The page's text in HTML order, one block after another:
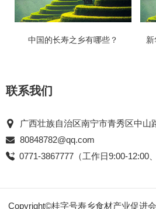
中国的长寿之乡有哪些？ 新
联系我们
广西壮族自治区南宁市青秀区中山
80848782@qq.com
0771-3867777（工作日9:00-12:00
Copyright©桂字号寿乡食材产业促进